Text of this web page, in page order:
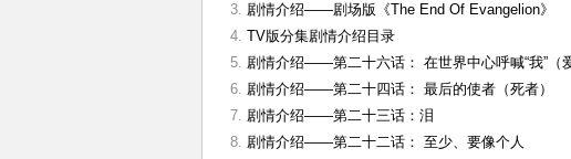
剧情介绍——剧场版《The End Of Evangelion》
TV版分集剧情介绍目录
剧情介绍——第二十六话： 在世界中心呼喊“我”（爱
剧情介绍——第二十四话： 最后的使者（死者）
剧情介绍——第二十三话：泪
剧情介绍——第二十二话： 至少、要像个人